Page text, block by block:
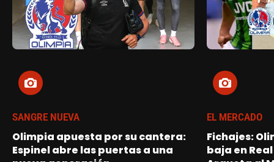
SANGRE NUEVA
Olimpia apuesta por su cantera:
Espinel abre las puertas a una
EL MERCADO
Fichajes:
baja en